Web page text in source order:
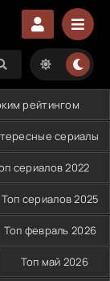
рейтингом
сериалы
сериалов 2022
Топ сериалов 2025
Топ февраль 2026
Топ май 2026